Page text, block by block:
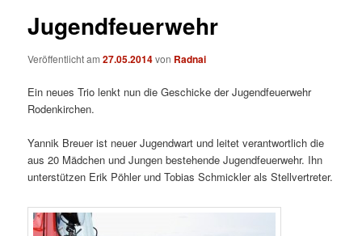
Jugendfeuerwehr
Veröffentlicht am27.05.2014von Radnai
Ein neues Trio lenkt nun die Geschicke der Jugendfeuerwehr
Rodenkirchen.
Yannik Breuer ist neuer Jugendwart und leitet verantwortlich die
aus 20 Mädchen und Jungen bestehende Jugendfeuerwehr. Ihn
unterstützen Erik Pöhler und Tobias Schmickler als Stellvertreter.